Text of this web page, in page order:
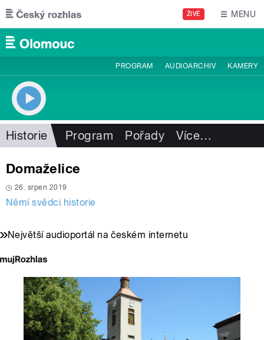
Přejít k hlavnímu obsahu
ŽIVĚ MENU
PROGRAM AUDIOARCHIV KAMERY
Historie Program Pořady Více…
Domaželice
26. srpen 2019
Němí svědci historie
Největší audioportál na českém internetu